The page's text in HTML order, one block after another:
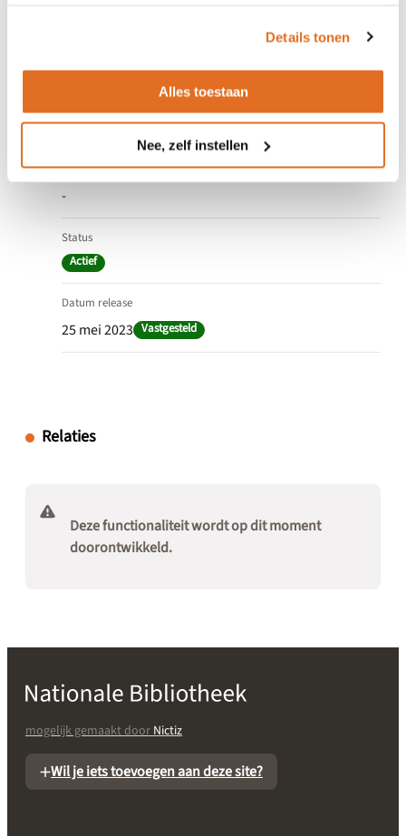
Details tonen
Alles toestaan
Nee, zelf instellen
25 mei 2023
Einde geldigheid
-
Status
Actief
Datum release
25 mei 2023 Vastgesteld
Relaties
Deze functionaliteit wordt op dit moment
doorontwikkeld.
mogelijk gemaakt doorNictiz
Wil je iets toevoegen aan deze site?